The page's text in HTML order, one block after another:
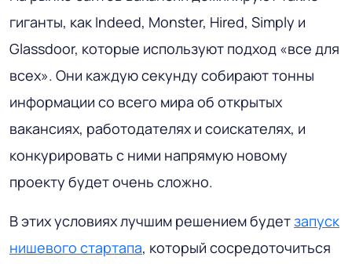
гиганты, как Indeed, Monster, Hired, Simply и
Glassdoor, которые используют подход «все для
всех». Они каждую секунду собирают тонны
информации со всего мира об открытых
вакансиях, работодателях и соискателях, и
конкурировать с ними напрямую новому
проекту будет очень сложно.
В этих условиях лучшим решением будетзапуск
нишевого стартапа, который сосредоточиться